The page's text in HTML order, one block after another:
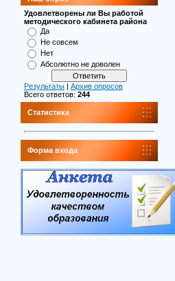
Удовлетворены ли Вы работой
методического кабинета района
Да
Не совсем
Нет
Абсолютно не доволен
Результаты
Архив опросов
Всего ответов: 244
Статистика
Форма входа